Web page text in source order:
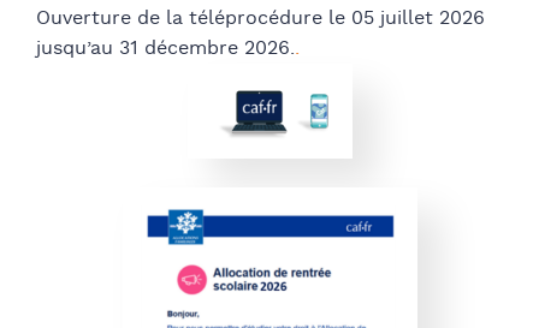
Ouverture de la téléprocédure le 05 juillet 2026
jusqu’au 31 décembre 2026..